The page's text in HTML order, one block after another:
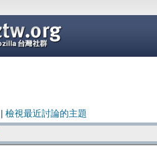
檢視最近討論的主題